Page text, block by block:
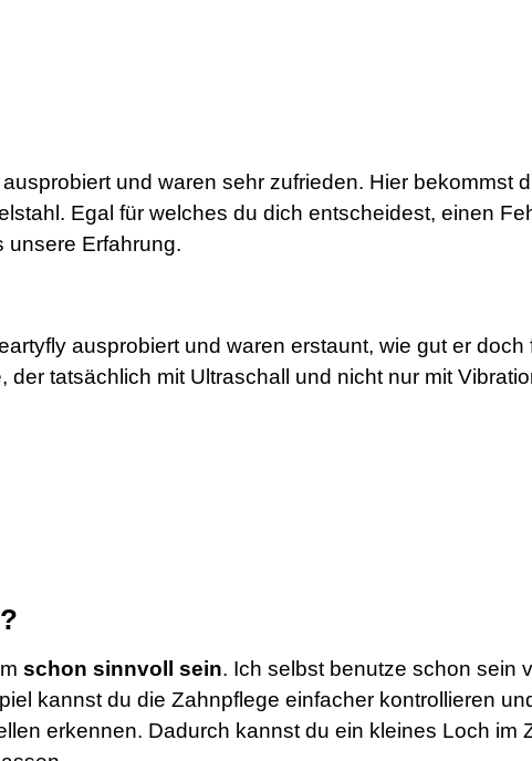
und waren sehr zufrieden. Hier bekommst
Egal für welches du dich entscheidest, einen
unsere Erfahrung.
ausprobiert und waren erstaunt, wie gut er doch
tatsächlich mit Ultraschall und nicht nur mit
schon sinnvoll sein. Ich selbst benutze schon sein
kannst du die Zahnpflege einfacher kontrollieren
erkennen. Dadurch kannst du ein kleines Loch im